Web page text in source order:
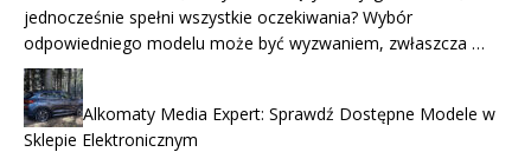
jednocześnie spełni wszystkie oczekiwania? Wybór
odpowiedniego modelu może być wyzwaniem, zwłaszcza …
Alkomaty Media Expert: Sprawdź Dostępne Modele w
Sklepie Elektronicznym